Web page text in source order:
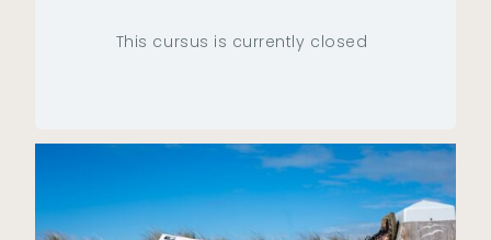
This cursus is currently closed